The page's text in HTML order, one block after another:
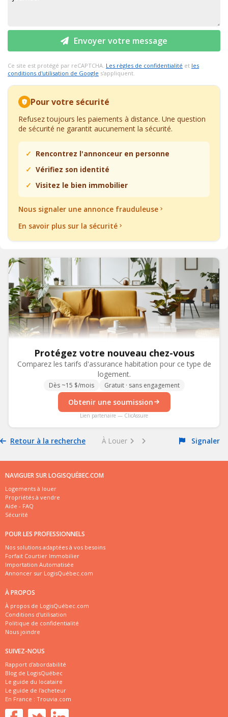
Envoyer votre message
Ce site est protégé par reCAPTCHA. Les règles de confidentialité et les
conditions d'utilisation de Google s'appliquent.
Pour votre sécurité
Refusez toujours les paiements à distance. Une question
de sécurité ne garantit aucunement la sécurité.
Rencontrez l'annonceur en personne
Vérifiez son identité
Visitez le bien immobilier
Nous signaler une annonce frauduleuse
En savoir plus sur la sécurité
Protégez votre nouveau chez-vous
Comparez les tarifs d'assurance habitation pour ce type de
logement.
Dès ~15 $/mois Gratuit · sans engagement
Obtenir une soumission
Lien partenaire — ClicAssure
Retour à la recherche À Louer Signaler
NAVIGUER SUR LOGISQUÉBEC.COM
Logements à louer
Propriétés à vendre
Aide - FAQ
Sécurité
POUR LES PROFESSIONNELS
Nos solutions adaptées à vos besoins
Forfait Courtier Immobilier
Importation Automatisée
Annoncer sur LogisQuébec.com
À PROPOS
À propos de LogisQuébec.com
Conditions d'utilisation
Politique de confidentialité
Nous joindre
SUIVEZ-NOUS
Rapport d'abordabilité
Blog de LogisQuébec
Le guide du locataire
Le guide de l'acheteur
En France : Trouvia.com